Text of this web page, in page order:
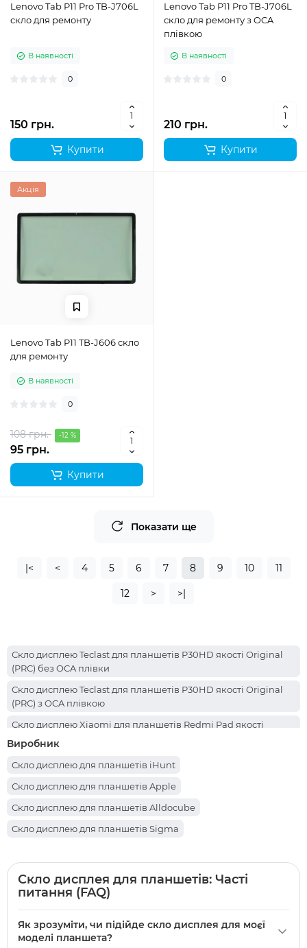
Lenovo Tab P11 Pro TB-J706L
скло для ремонту
В наявності
0
150 грн.
Купити
Lenovo Tab P11 Pro TB-J706L
скло для ремонту з OCA
плівкою
В наявності
0
210 грн.
Купити
Акція
Lenovo Tab P11 TB-J606 скло
для ремонту
В наявності
0
108 грн. -12 %
95 грн.
Купити
Показати ще
|< < 4 5 6 7 8 9 10 11
12 > >|
Скло дисплею Teclast для планшетів P30HD якості Original
(PRC) без OCA плівки
Скло дисплею Teclast для планшетів P30HD якості Original
(PRC) з OCA плівкою
Скло дисплею Xiaomi для планшетів Redmi Pad якості
Original (PRC) без OCA плівки
Виробник
Скло дисплею для планшетів iHunt
Скло дисплею для планшетів Apple
Скло дисплею для планшетів Alldocube
Скло дисплею для планшетів Sigma
Скло дисплею для планшетів Lenovo
Скло дисплею для планшетів Teclast
Скло дисплею для планшетів Blackview
Скло дисплея для планшетів: Часті
питання (FAQ)
Як зрозуміти, чи підійде скло дисплея для моєї
моделі планшета?